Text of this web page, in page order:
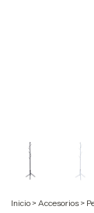
Inicio > Accesorios >